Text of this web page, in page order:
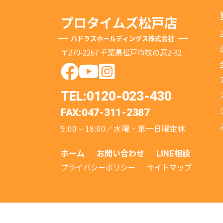
プロタイムズ松戸店
ハドラスホールディングス株式会社
〒270-2267 千葉県松戸市牧の原2-32
TEL:0120-023-430
FAX:047-311-2387
9:00～18:00／水曜・第一日曜定休
ホーム お問い合わせ LINE相談
プライバシーポリシー サイトマップ